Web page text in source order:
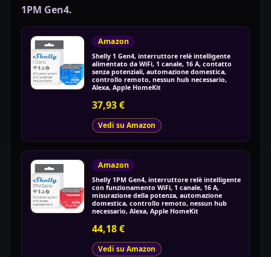
1PM Gen4.
Amazon
Shelly 1 Gen4, interruttore relè intelligente
alimentato da WiFi, 1 canale, 16 A, contatto
senza potenziali, automazione domestica,
controllo remoto, nessun hub necessario,
Alexa, Apple HomeKit
37,93 €
Vedi su Amazon
Amazon
Shelly 1PM Gen4, interruttore relè intelligente
con funzionamento WiFi, 1 canale, 16 A,
misurazione della potenza, automazione
domestica, controllo remoto, nessun hub
necessario, Alexa, Apple HomeKit
44,18 €
Vedi su Amazon